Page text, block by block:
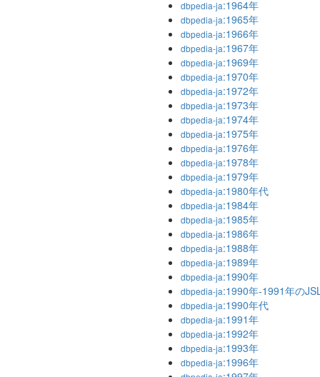
dbpedia-ja:1964年
dbpedia-ja:1965年
dbpedia-ja:1966年
dbpedia-ja:1967年
dbpedia-ja:1969年
dbpedia-ja:1970年
dbpedia-ja:1972年
dbpedia-ja:1973年
dbpedia-ja:1974年
dbpedia-ja:1975年
dbpedia-ja:1976年
dbpedia-ja:1978年
dbpedia-ja:1979年
dbpedia-ja:1980年代
dbpedia-ja:1984年
dbpedia-ja:1985年
dbpedia-ja:1986年
dbpedia-ja:1988年
dbpedia-ja:1989年
dbpedia-ja:1990年
dbpedia-ja:1990年-1991年の
dbpedia-ja:1990年代
dbpedia-ja:1991年
dbpedia-ja:1992年
dbpedia-ja:1993年
dbpedia-ja:1996年